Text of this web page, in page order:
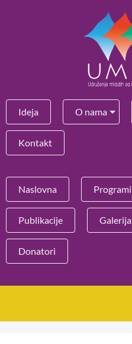
Ideja O nama
Kontakt
Naslovna Programi
Publikacije Galerija
Donatori